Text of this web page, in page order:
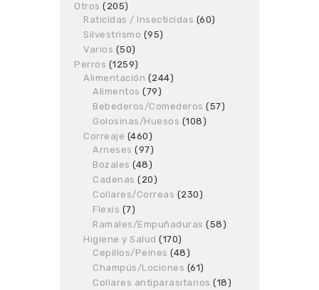
Otros 205205
products
Raticidas / Insecticidas 6060
Silvestrismo 9595
Varios 5050
products
Perros 12591259
products
Alimentación 244244
Alimentos 7979
products
Bebederos/Comederos 5757
Golosinas/Huesos 108108
Correaje 460460
products
Arneses 9797
products
Bozales 4848
products
Cadenas 2020
products
Collares/Correas 230230
Flexis 77
products
Ramales/Empuñaduras 5858
Higiene y Salud 170170
products
Cepillos/Peines 4848
products
Champús/Lociones 6161
products
Collares antiparasitarios 1818